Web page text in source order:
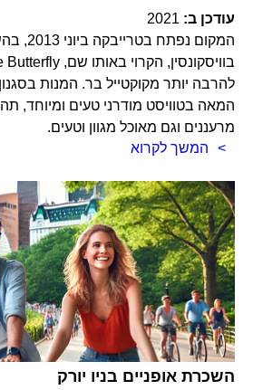
עודכן ב: 2021
המקום
להרבה יותר מקוקטייל בר. המנות
המאה בטוויסט מודרני טעים ומיוחד,
מרעננים וגם מאוכל מגוון וטעים.
המשך לקרוא
השכרת אופניים בניו יורק